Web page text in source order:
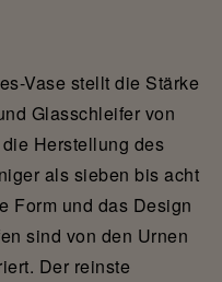
Vase stellt die Stärke
Glasschleifer von
Herstellung des
als sieben bis acht
Form und das Design
sind von den Urnen
Der reinste